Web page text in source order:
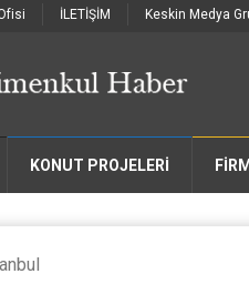
İLETİŞİM Keskin Medya
KONUT PROJELERİ